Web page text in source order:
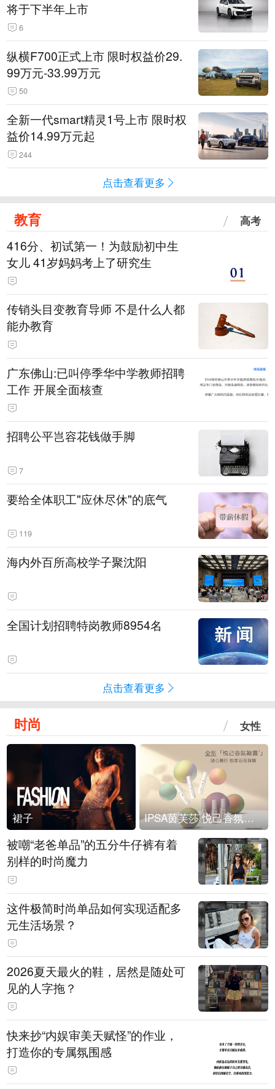
将于下半年上市
6
纵横F700正式上市 限时权益价29.
99万元-33.99万元
50
全新一代smart精灵1号上市 限时权
益价14.99万元起
244
点击查看更多
教育 高考
416分、初试第一！为鼓励初中生
女儿 41岁妈妈考上了研究生
传销头目变教育导师 不是什么人都
能办教育
广东佛山:已叫停季华中学教师招聘
工作 开展全面核查
招聘公平岂容花钱做手脚
7
要给全体职工"应休尽休"的底气
119
海内外百所高校学子聚沈阳
全国计划招聘特岗教师8954名
点击查看更多
时尚 女性
裙子 IPSA茵芙莎 悦己香氛凝露上市
被嘲“老爸单品”的五分牛仔裤有着
别样的时尚魔力
这件极简时尚单品如何实现适配多
元生活场景？
2026夏天最火的鞋，居然是随处可
见的人字拖？
快来抄“内娱审美天赋怪”的作业，
打造你的专属氛围感